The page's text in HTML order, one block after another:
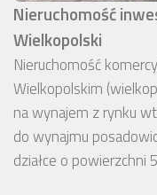
Nieruchomość
Wielkopolski
Nieruchomość
Wielkopolskim
na wynajem z rynku
do wynajmu
działce o powierzchni